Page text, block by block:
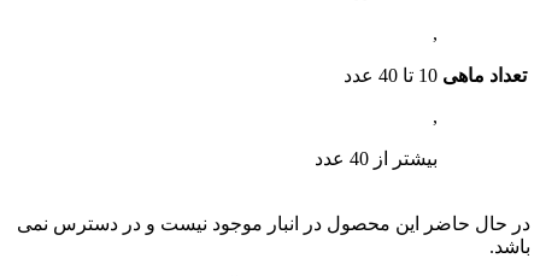
تعداد ماهی
,
10 تا 40 عدد
,
بیشتر از 40 عدد
در حال حاضر این محصول در انبار موجود نیست و در دسترس نمی
باشد.